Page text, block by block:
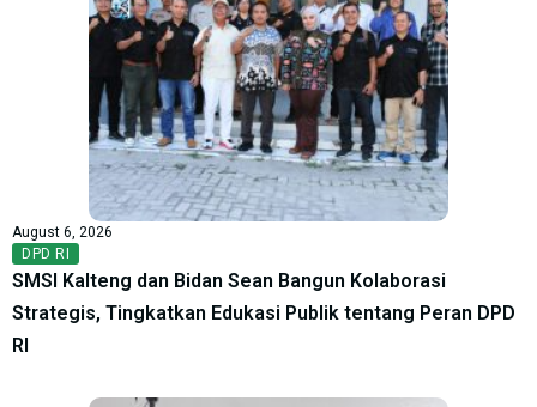
August 6, 2026
DPD RI
SMSI Kalteng dan Bidan Sean Bangun Kolaborasi
Strategis, Tingkatkan Edukasi Publik tentang Peran DPD
RI